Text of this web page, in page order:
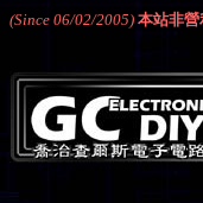
(Since 06/02/2005) 本站非